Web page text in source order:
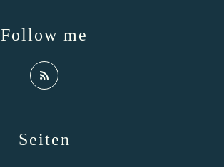
Seiten
Follow me